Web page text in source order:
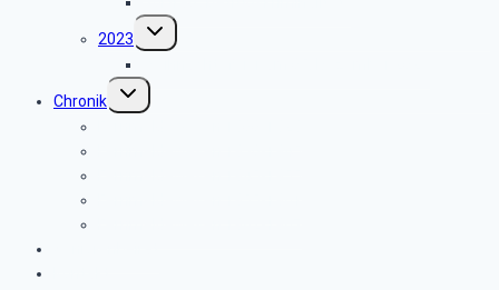
2023
Untermenü
umschalten
Chronik
Untermenü
umschalten